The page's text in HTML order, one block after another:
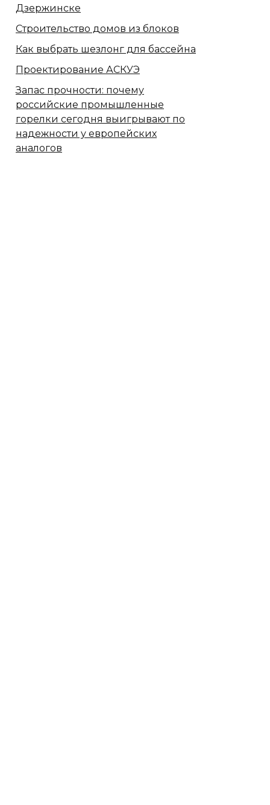
Дзержинске
Строительство домов из блоков
Как выбрать шезлонг для бассейна
Проектирование АСКУЭ
Запас прочности: почему
российские промышленные
горелки сегодня выигрывают по
надежности у европейских
аналогов